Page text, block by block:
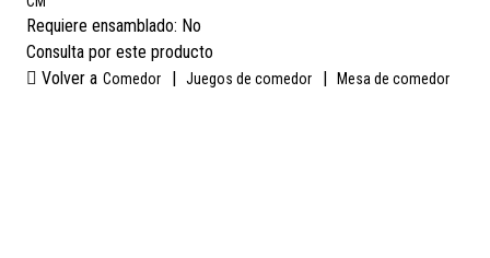
Requiere ensamblado: No
Consulta por este producto
Volver a Comedor Juegos de comedor Mesa de comedor